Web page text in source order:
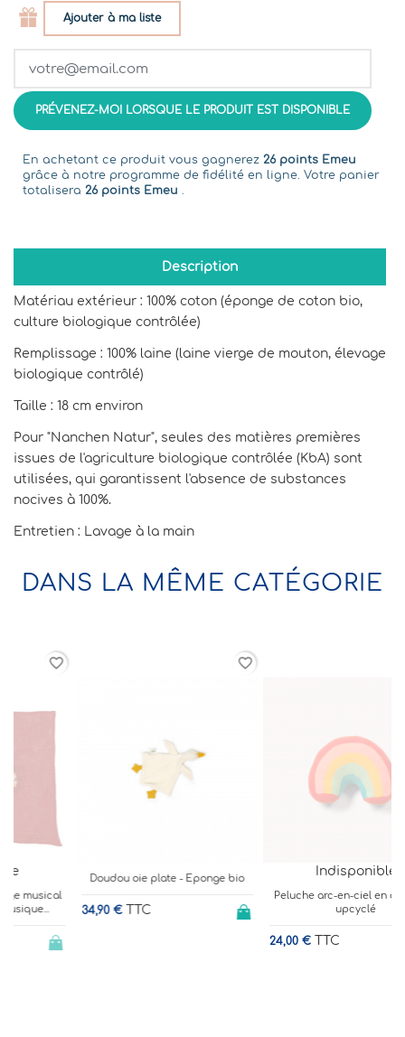
Ajouter à ma liste
PRÉVENEZ-MOI LORSQUE LE PRODUIT EST DISPONIBLE
En achetant ce produit vous gagnerez 26 points Emeu
grâce à notre programme de fidélité en ligne. Votre panier
totalisera 26 points Emeu .
Description
Matériau extérieur : 100% coton (éponge de coton bio,
culture biologique contrôlée)
Remplissage : 100% laine (laine vierge de mouton, élevage
biologique contrôlé)
Taille : 18 cm environ
Pour "Nanchen Natur", seules des matières premières
issues de l'agriculture biologique contrôlée (KbA) sont
utilisées, qui garantissent l'absence de substances
nocives à 100%.
Entretien : Lavage à la main
DANS LA MÊME CATÉGORIE
Doudou oie plate - Eponge bio
34,90 € TTC
Indisponible
Peluche arc-en-ciel en coton bio
TTC